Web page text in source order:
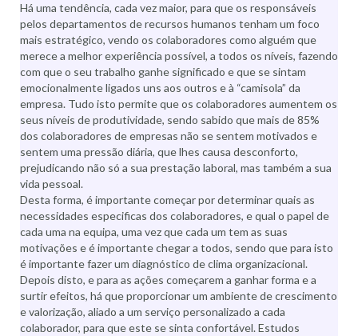
Há uma tendência, cada vez maior, para que os responsáveis
pelos departamentos de recursos humanos tenham um foco
mais estratégico, vendo os colaboradores como alguém que
merece a melhor experiência possível, a todos os níveis, fazendo
com que o seu trabalho ganhe significado e que se sintam
emocionalmente ligados uns aos outros e à “camisola” da
empresa. Tudo isto permite que os colaboradores aumentem os
seus níveis de produtividade, sendo sabido que mais de 85%
dos colaboradores de empresas não se sentem motivados e
sentem uma pressão diária, que lhes causa desconforto,
prejudicando não só a sua prestação laboral, mas também a sua
vida pessoal.
Desta forma, é importante começar por determinar quais as
necessidades especificas dos colaboradores, e qual o papel de
cada uma na equipa, uma vez que cada um tem as suas
motivações e é importante chegar a todos, sendo que para isto
é importante fazer um diagnóstico de clima organizacional.
Depois disto, e para as ações começarem a ganhar forma e a
surtir efeitos, há que proporcionar um ambiente de crescimento
e valorização, aliado a um serviço personalizado a cada
colaborador, para que este se sinta confortável. Estudos